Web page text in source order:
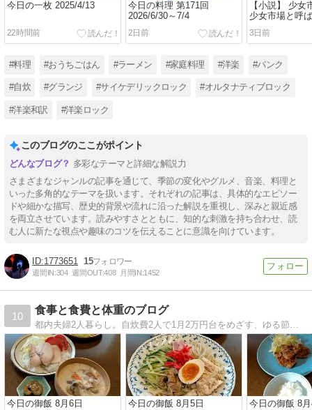
今日の一枚 2025/4/13
22時間前
今日の料理 第171回
2026/6/30～7/4
2日前
【小説】 少女
少女市場と呼
み入れた私達
を絶する世界
3日前
#料理 #おうちごはん #ラーメン #家庭料理 #洋楽 #パンク
#自炊 #グランジ #サイケデリックロック #オルタナティブロック
#洋楽和訳 #洋楽ロック
このブログのここがポイント
多彩なテーマと詳細な解説力
さまざまなジャンルの記事を通じて、季節の変化やグルメ、音楽、料理と
いった多角的なテーマを扱います。それぞれの記事は、具体的なエピソー
ドや細かな描写、歴史的背景や流れに沿った解説を重視し、深みと親近感
を両立させています。読みやすさとともに、知的な刺激を持ち合わせ、読
む人に新たな視点や趣味のコツを伝えることに意識を向けています。
1773651 15
週間IN:304 週間OUT:408 月間IN:1452
10
食事と食費と体重のブログ
今日の御飯 8月6日 今日の御飯 8月5日 今日の御飯 8